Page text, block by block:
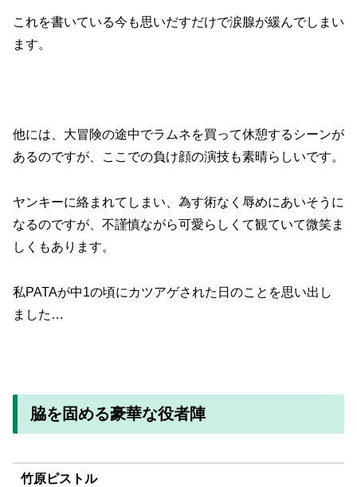
これを書いている今も思いだすだけで涙腺が緩んでしまい
ます。
他には、大冒険の途中でラムネを買って休憩するシーンが
あるのですが、ここでの負け顔の演技も素晴らしいです。
ヤンキーに絡まれてしまい、為す術なく辱めにあいそうに
なるのですが、不謹慎ながら可愛らしくて観ていて微笑ま
しくもあります。
私PATAが中1の頃にカツアゲされた日のことを思い出し
ました…
脇を固める豪華な役者陣
竹原ピストル